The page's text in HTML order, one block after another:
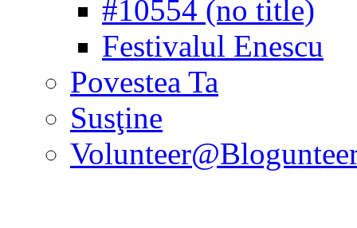
#10554 (no title)
Festivalul Enescu
Povestea Ta
Susţine